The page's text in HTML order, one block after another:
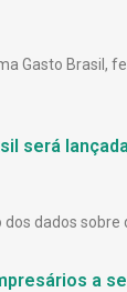
Gasto Brasil,
será
dados sobre
a